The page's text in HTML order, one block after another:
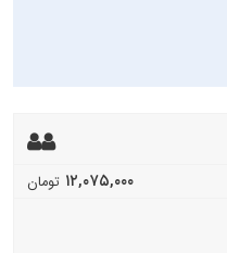
۱۲,۰۷۵,۰۰۰ تومان